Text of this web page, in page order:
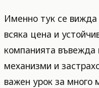
Именно тук се
всяка цена и
компанията въвежда
механизми и
важен урок за много